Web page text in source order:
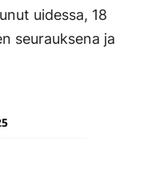
uidessa, 18
seurauksena ja